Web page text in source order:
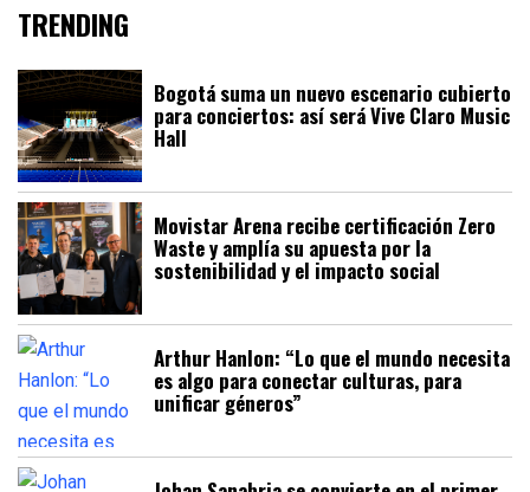
TRENDING
Bogotá suma un nuevo escenario cubierto
para conciertos: así será Vive Claro Music
Hall
Movistar Arena recibe certificación Zero
Waste y amplía su apuesta por la
sostenibilidad y el impacto social
Arthur Hanlon: “Lo que el mundo necesita
es algo para conectar culturas, para
unificar géneros”